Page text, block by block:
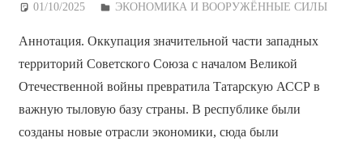
01/10/2025 Дежурный по Редакции
ЭКОНОМИКА И ВООРУЖЁННЫЕ СИЛЫ
Аннотация. Оккупация значительной части западных
территорий Советского Союза с началом Великой
Отечественной войны превратила Татарскую АССР в
важную тыловую базу страны. В республике были
созданы новые отрасли экономики, сюда были